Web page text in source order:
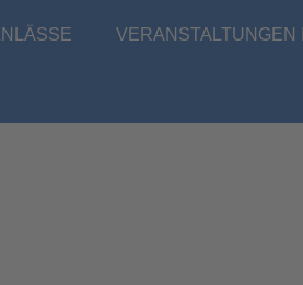
VERANSTALTUNGEN